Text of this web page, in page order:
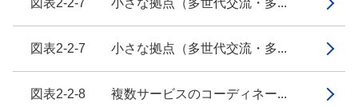
図表2-2-7 小さな拠点（多世代交流・多...
図表2-2-7 小さな拠点（多世代交流・多...
図表2-2-8 複数サービスのコーディネー...